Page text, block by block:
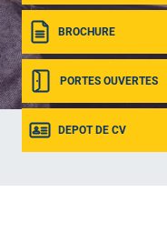
BROCHURE
PORTES OUVERTES
DEPOT DE CV